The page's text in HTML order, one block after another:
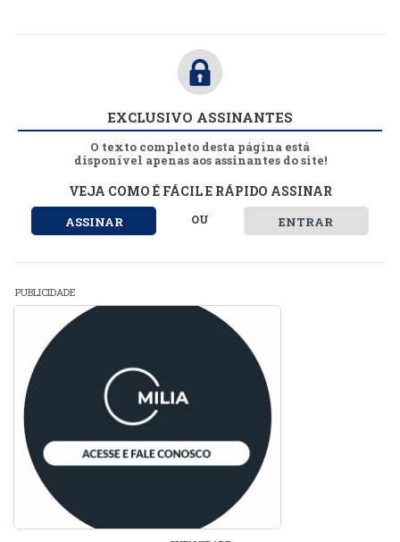
EXCLUSIVO ASSINANTES
O texto completo desta página está
disponível apenas aos assinantes do site!
VEJA COMO É FÁCIL E RÁPIDO ASSINAR
ASSINAR OU ENTRAR
PUBLICIDADE